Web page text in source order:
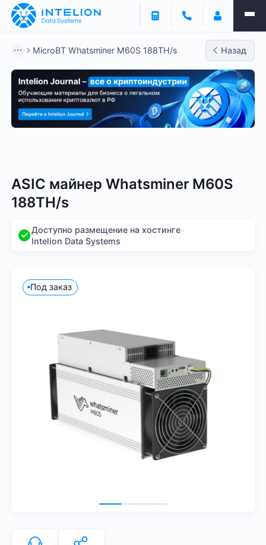
MicroBT Whatsminer M60S 188TH/s Назад
ASIC майнер Whatsminer M60S
188TH/s
Доступно размещение на хостинге
Intelion Data Systems
Под заказ